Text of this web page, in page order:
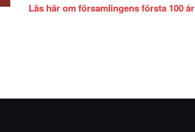
Läs här om församlingens första 100 år